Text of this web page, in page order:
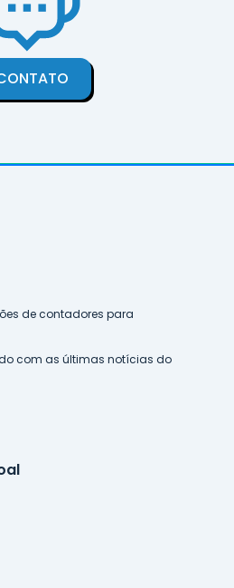
de contadores para
com as últimas notícias do